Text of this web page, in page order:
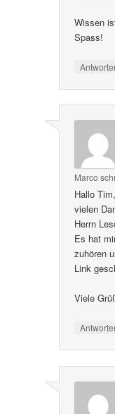
Wissen
Spass!
Marco
Hallo Tim,
vielen
Herrn
Es hat
zuhören
Link
Viele